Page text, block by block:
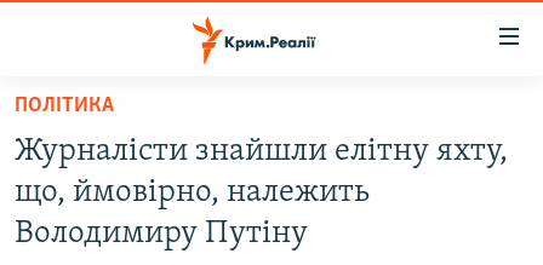
Перейти
основного
матеріалу
Перейти
до
ВОДА.КРИМ
ВІДЕО ТА ФОТО
ПОЛІТИКА
Журналісти знайшли елітну яхту,
що, ймовірно, належить
Володимиру Путіну